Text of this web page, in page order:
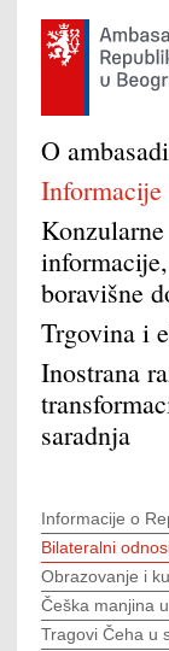
O ambasadi
Informacije
Konzularne
boravišne
Trgovina i
Inostrana
saradnja
Informacije o
Bilateralni
Obrazovanje i
Češka manjina
Tragovi Čeha u